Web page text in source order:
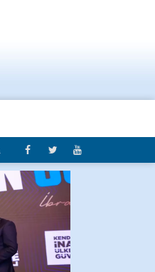
hizmet belediyeciliği”